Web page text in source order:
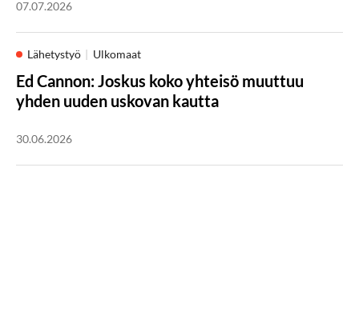
07.07.2026
Lähetystyö Ulkomaat
Ed Cannon: Joskus koko yhteisö muuttuu
yhden uuden uskovan kautta
30.06.2026